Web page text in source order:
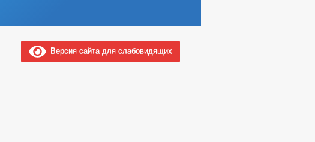
Версия сайта для слабовидящих